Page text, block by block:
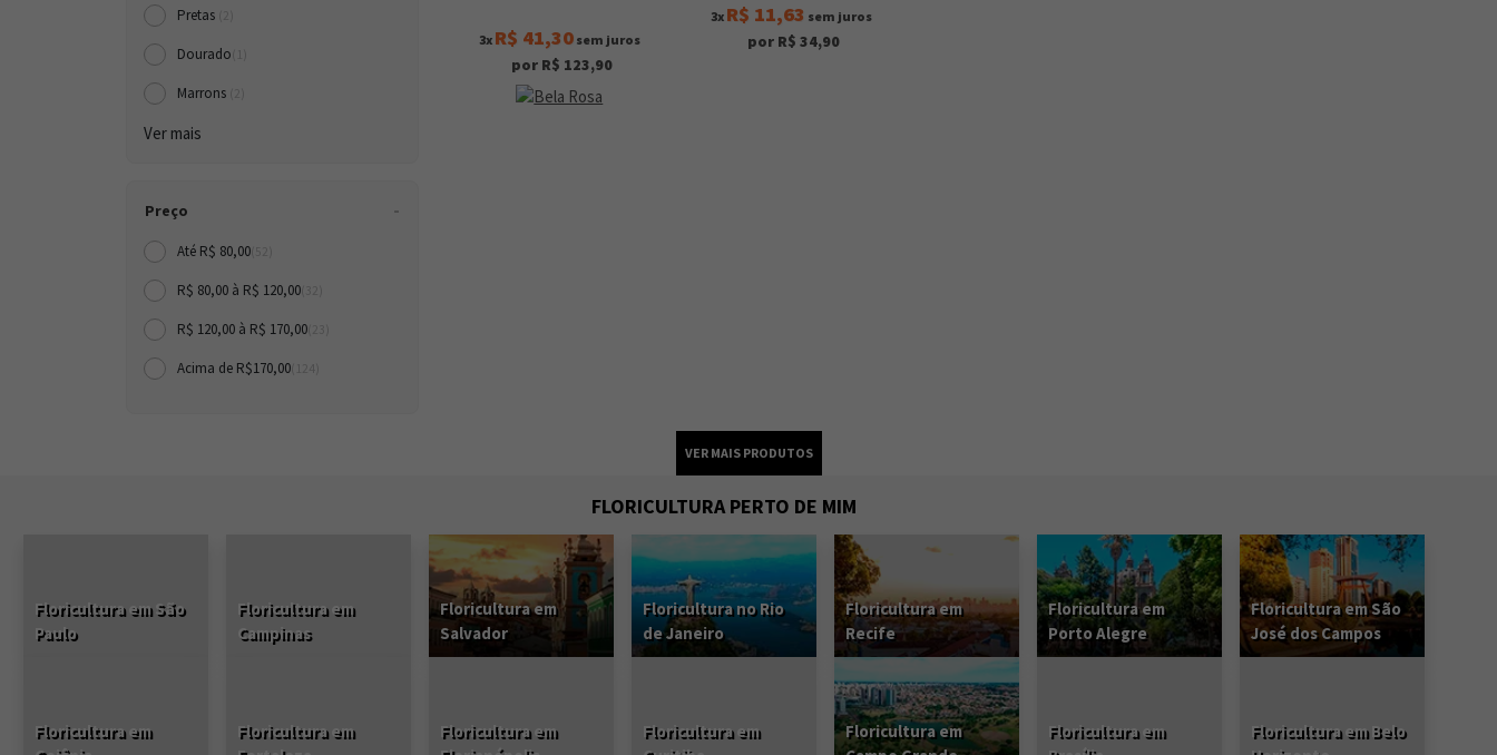
Pretas
Dourado
Marrons
Ver mais
Preço
Até R$ 80,00
R$ 80,00 à R$ 120,00
R$ 120,00 à R$ 170,00
Acima de R$170,00
3x R$ 41,30sem juros
por R$ 123,90
3x R$ 11,63 sem juros
por R$ 34,90
FLORICULTURA PERTO DE MIM
Floricultura em São
Paulo
Floricultura em
Campinas
Floricultura em
Salvador
Floricultura no Rio
de Janeiro
Floricultura em
Recife
Floricultura em
Porto Alegre
Floricultura em São
José dos Campos
Floricultura em
Floricultura em
Floricultura em
Floricultura em
Floricultura em
Floricultura em
Floricultura em Belo